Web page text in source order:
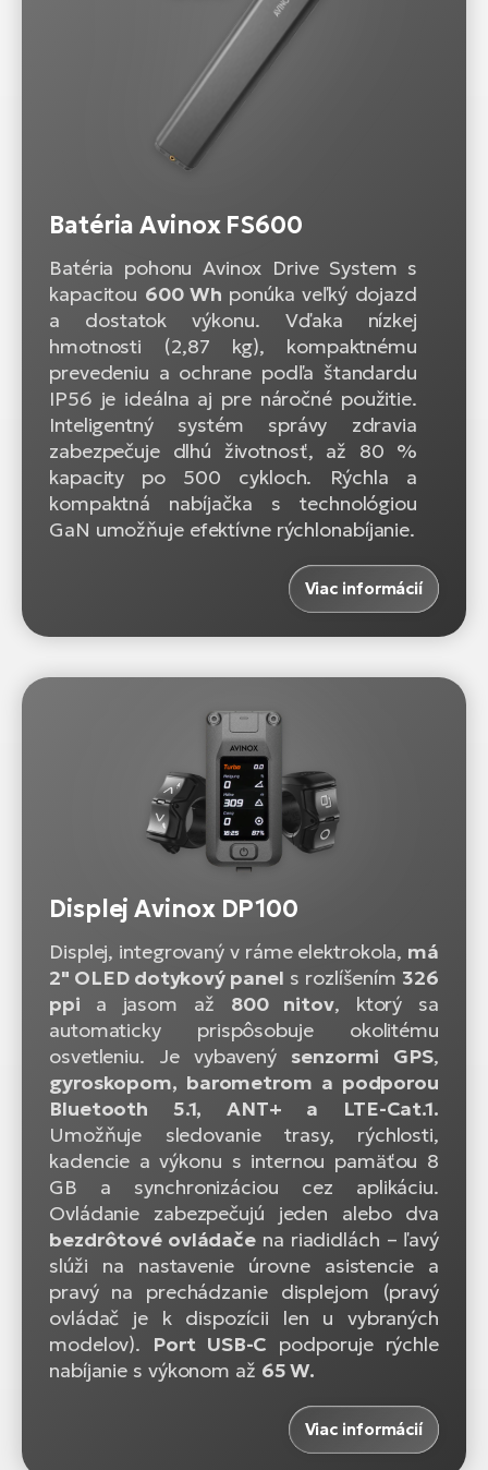
Batéria Avinox FS600
Batéria pohonu Avinox Drive System s
kapacitou 600 Wh ponúka veľký dojazd
a dostatok výkonu. Vďaka nízkej
hmotnosti (2,87 kg), kompaktnému
prevedeniu a ochrane podľa štandardu
IP56 je ideálna aj pre náročné použitie.
Inteligentný systém správy zdravia
zabezpečuje dlhú životnosť, až 80 %
kapacity po 500 cykloch. Rýchla a
kompaktná nabíjačka s technológiou
GaN umožňuje efektívne rýchlonabíjanie.
Viac informácií
Displej Avinox DP100
Displej, integrovaný v ráme elektrokola, má
2" OLED dotykový panel s rozlíšením 326
ppi a jasom až 800 nitov, ktorý sa
automaticky prispôsobuje okolitému
osvetleniu. Je vybavený senzormi GPS,
gyroskopom, barometrom a podporou
Bluetooth 5.1, ANT+ a LTE-Cat.1.
Umožňuje sledovanie trasy, rýchlosti,
kadencie a výkonu s internou pamäťou 8
GB a synchronizáciou cez aplikáciu.
Ovládanie zabezpečujú jeden alebo dva
bezdrôtové ovládače na riadidlách – ľavý
slúži na nastavenie úrovne asistencie a
pravý na prechádzanie displejom
(pravý
ovládač je k dispozícii len u vybraných
modelov). Port USB-C podporuje rýchle
nabíjanie s výkonom až 65 W.
Viac informácií